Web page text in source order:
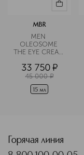
MBR
MEN
OLEOSOME
THE EYE CREAM
области вокруг
глаз
разглаживающий
33 750 ¤
45 000 ¤
15 мл
Горячая линия